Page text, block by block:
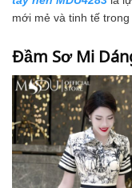
mới mẻ và tinh tế
Đầm Sơ Mi